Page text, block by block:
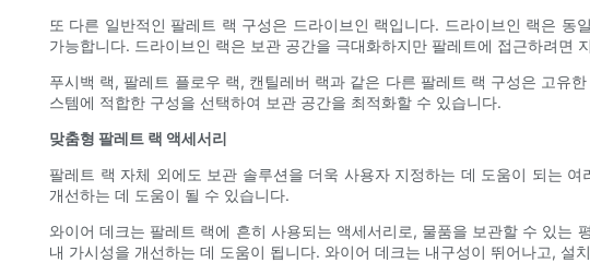
또 다른 일반적인 팔레트 랙 구성은 드라이브인 랙입니다. 드라이브인 랙은
가능합니다. 드라이브인 랙은 보관 공간을 극대화하지만 팔레트에 접근하려면
푸시백 랙, 팔레트 플로우 랙, 캔틸레버 랙과 같은 다른 팔레트 랙 구성은 고유
스템에 적합한 구성을 선택하여 보관 공간을 최적화할 수 있습니다.
맞춤형 팔레트 랙 액세서리
팔레트 랙 자체 외에도 보관 솔루션을 더욱 사용자 지정하는 데 도움이 되는
개선하는 데 도움이 될 수 있습니다.
와이어 데크는 팔레트 랙에 흔히 사용되는 액세서리로, 물품을 보관할 수 있는
내 가시성을 개선하는 데 도움이 됩니다. 와이어 데크는 내구성이 뛰어나고, 설